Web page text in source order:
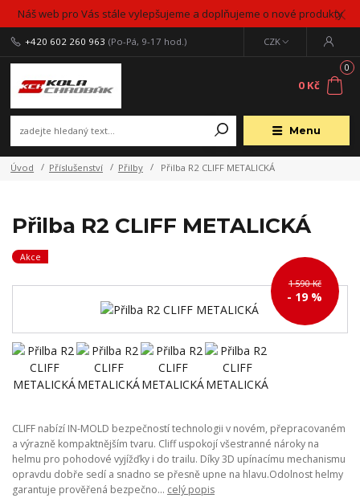
Náš web pro Vás stále vylepšujeme a doplňujeme o nové produkty
Menu
CZK
+420 602 260 963 (Po-Pá, 9-17 hod.)
0
0 Kč
Úvod Příslušenství Přilby Přilba R2 CLIFF METALICKÁ
Přilba R2 CLIFF METALICKÁ
Akce
1 590 Kč
- 19 %
CLIFF nabízí IN-MOLD bezpečností technologii v novém, přepracovaném
a výrazně kompaktnějším tvaru. Cliff uspokojí všestranné nároky na
helmu pro pohodové vyjížďky i do trailu. Díky 3D upínacímu mechanismu
opravdu dobře sedí a snadno se přesně upne na hlavu.Odolnost helmy
garantuje prověřená bezpečno... celý popis